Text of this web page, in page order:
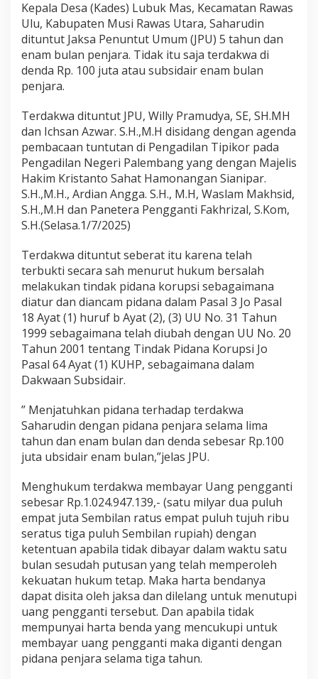
k
M
a
s
M
u
a
r
a
D
t
u
n
t
5
,
6
T
a
h
u
n
P
a
r
a
Kepala Desa (Kades) Lubuk Mas, Kecamatan Rawas
Ulu, Kabupaten Musi Rawas Utara, Saharudin
dituntut Jaksa Penuntut Umum (JPU) 5 tahun dan
enam bulan penjara. Tidak itu saja terdakwa di
denda Rp. 100 juta atau subsidair enam bulan
penjara.
Terdakwa dituntut JPU, Willy Pramudya, SE, SH.MH
dan Ichsan Azwar. S.H.,M.H disidang dengan agenda
pembacaan tuntutan di Pengadilan Tipikor pada
Pengadilan Negeri Palembang yang dengan Majelis
Hakim Kristanto Sahat Hamonangan Sianipar.
S.H.,M.H., Ardian Angga. S.H., M.H, Waslam Makhsid,
S.H.,M.H dan Panetera Pengganti Fakhrizal, S.Kom,
S.H.(Selasa.1/7/2025)
Terdakwa dituntut seberat itu karena telah
terbukti secara sah menurut hukum bersalah
melakukan tindak pidana korupsi sebagaimana
diatur dan diancam pidana dalam Pasal 3 Jo Pasal
18 Ayat (1) huruf b Ayat (2), (3) UU No. 31 Tahun
1999 sebagaimana telah diubah dengan UU No. 20
Tahun 2001 tentang Tindak Pidana Korupsi Jo
Pasal 64 Ayat (1) KUHP, sebagaimana dalam
Dakwaan Subsidair.
” Menjatuhkan pidana terhadap terdakwa
Saharudin dengan pidana penjara selama lima
tahun dan enam bulan dan denda sebesar Rp.100
juta ubsidair enam bulan,”jelas JPU.
Menghukum terdakwa membayar Uang pengganti
sebesar Rp.1.024.947.139,- (satu milyar dua puluh
empat juta Sembilan ratus empat puluh tujuh ribu
seratus tiga puluh Sembilan rupiah) dengan
ketentuan apabila tidak dibayar dalam waktu satu
bulan sesudah putusan yang telah memperoleh
kekuatan hukum tetap. Maka harta bendanya
dapat disita oleh jaksa dan dilelang untuk menutupi
uang pengganti tersebut. Dan apabila tidak
mempunyai harta benda yang mencukupi untuk
membayar uang pengganti maka diganti dengan
pidana penjara selama tiga tahun.